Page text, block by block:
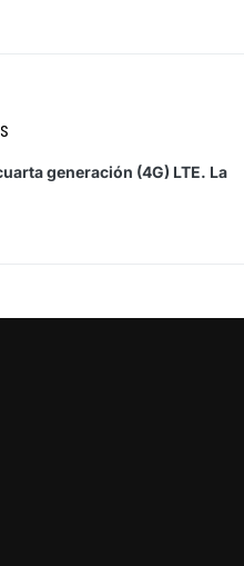
generación (4G) LTE. La